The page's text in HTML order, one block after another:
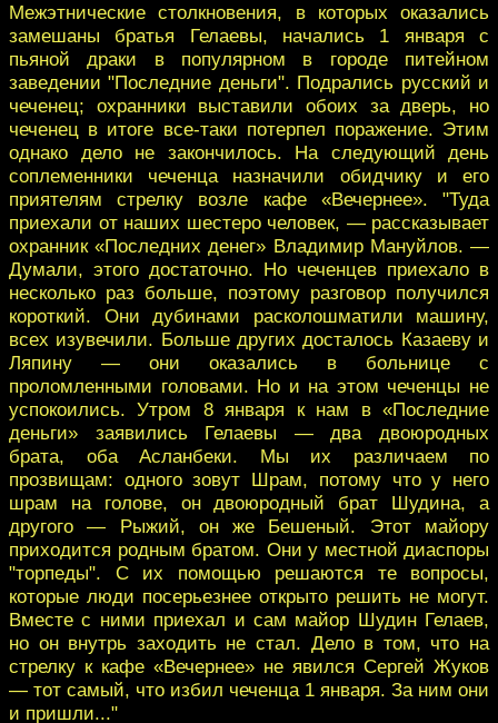
Межэтнические столкновения, в которых оказались
замешаны братья Гелаевы, начались 1 января с
пьяной драки в популярном в городе питейном
заведении "Последние деньги". Подрались русский и
чеченец; охранники выставили обоих за дверь, но
чеченец в итоге все-таки потерпел поражение. Этим
однако дело не закончилось. На следующий день
соплеменники чеченца назначили обидчику и его
приятелям стрелку возле кафе «Вечернее». "Туда
приехали от наших шестеро человек, — рассказывает
охранник «Последних денег» Владимир Мануйлов. —
Думали, этого достаточно. Но чеченцев приехало в
несколько раз больше, поэтому разговор получился
короткий. Они дубинами расколошматили машину,
всех изувечили. Больше других досталось Казаеву и
Ляпину — они оказались в больнице с
проломленными головами. Но и на этом чеченцы не
успокоились. Утром 8 января к нам в «Последние
деньги» заявились Гелаевы — два двоюродных
брата, оба Асланбеки. Мы их различаем по
прозвищам: одного зовут Шрам, потому что у него
шрам на голове, он двоюродный брат Шудина, а
другого — Рыжий, он же Бешеный. Этот майору
приходится родным братом. Они у местной диаспоры
"торпеды". С их помощью решаются те вопросы,
которые люди посерьезнее открыто решить не могут.
Вместе с ними приехал и сам майор Шудин Гелаев,
но он внутрь заходить не стал. Дело в том, что на
стрелку к кафе «Вечернее» не явился Сергей Жуков
— тот самый, что избил чеченца 1 января. За ним они
и пришли..."